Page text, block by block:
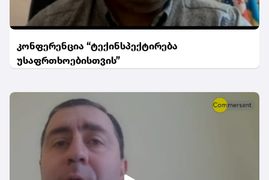
კონფერენცია “ტექინსპექტირება
უსაფრთხოებისთვის”